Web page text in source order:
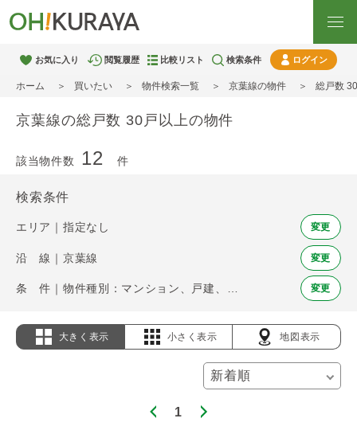
お気に入り 閲覧履歴 比較リスト 検索条件 ログイン
ホーム 買いたい 物件検索一覧 京葉線の物件 総戸数
京葉線の総戸数 30戸以上の物件
該当物件数 12 件
検索条件
エリア｜指定なし 変更
沿 線｜京葉線 変更
変更
大きく表示 小さく表示 地図表示
1